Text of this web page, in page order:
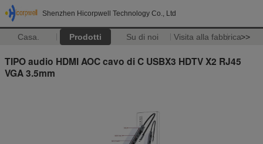
Shenzhen Hicorpwell Technology Co., Ltd
Casa. Prodotti Su di noi Visita alla fabbrica>>
TIPO audio HDMI AOC cavo di C USBX3 HDTV X2 RJ45
VGA 3.5mm